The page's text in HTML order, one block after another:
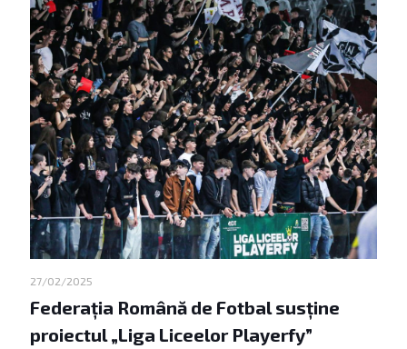
27/02/2025
Federația Română de Fotbal susține
proiectul „Liga Liceelor Playerfy”